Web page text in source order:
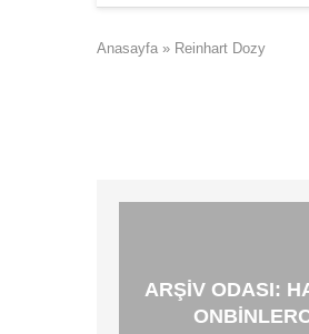
Anasayfa » Reinhart Dozy
ARŞIV ODASI: